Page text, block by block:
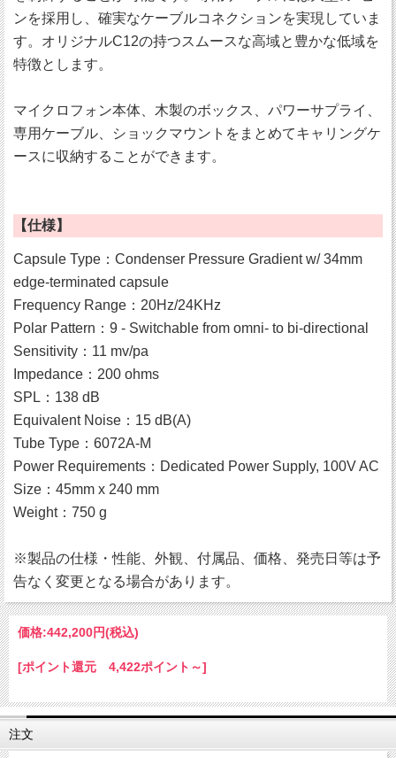
ンを採用し、確実なケーブルコネクションを実現していま
す。オリジナルC12の持つスムースな高域と豊かな低域を
特徴とします。
マイクロフォン本体、木製のボックス、パワーサプライ、
専用ケーブル、ショックマウントをまとめてキャリングケ
ースに収納することができます。
【仕様】
Capsule Type：Condenser Pressure Gradient w/ 34mm
edge-terminated capsule
Frequency Range：20Hz/24KHz
Polar Pattern：9 - Switchable from omni- to bi-directional
Sensitivity：11 mv/pa
Impedance：200 ohms
SPL：138 dB
Equivalent Noise：15 dB(A)
Tube Type：6072A-M
Power Requirements：Dedicated Power Supply, 100V AC
Size：45mm x 240 mm
Weight：750 g
※製品の仕様・性能、外観、付属品、価格、発売日等は予
告なく変更となる場合があります。
価格:442,200円(税込)
[ポイント還元 4,422ポイント～]
注文